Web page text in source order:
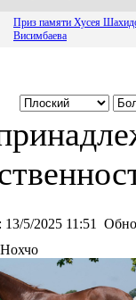
Приз памяти Хусея
Висимбаева
13/5/2025 11:51